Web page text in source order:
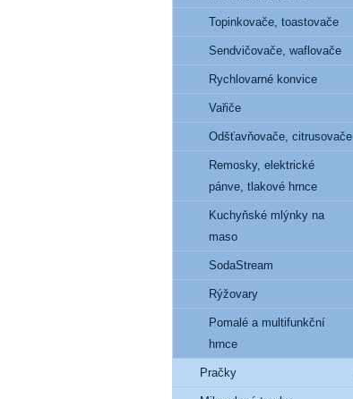
Topinkovače, toastovače
Sendvičovače, waflovače
Rychlovarné konvice
Vařiče
Odšťavňovače, citrusovače
Remosky, elektrické
pánve, tlakové hrnce
Kuchyňské mlýnky na
maso
SodaStream
Rýžovary
Pomalé a multifunkční
hrnce
Pračky